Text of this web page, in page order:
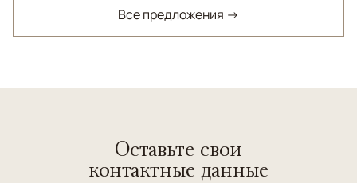
Все предложения →
Оставьте свои
контактные данные